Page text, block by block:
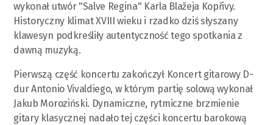
wykonał utwór "Salve Regina" Karla Blažeja Kopřivy.
Historyczny klimat XVIII wieku i rzadko dziś słyszany
klawesyn podkreśliły autentyczność tego spotkania z
dawną muzyką.
Pierwszą część koncertu zakończył Koncert gitarowy D-
dur Antonio Vivaldiego, w którym partię solową wykonał
Jakub Moroziński. Dynamiczne, rytmiczne brzmienie
gitary klasycznej nadało tej części koncertu barokową